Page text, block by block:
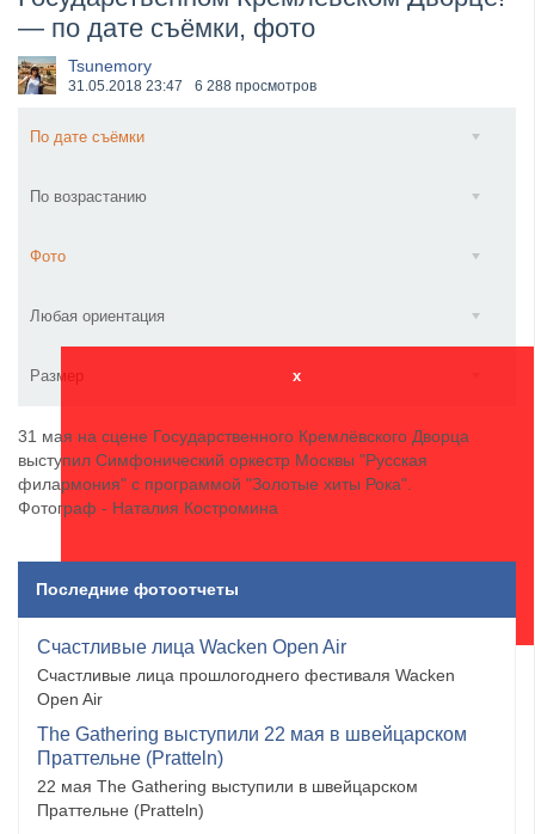
​Wacken Open Air 2027 объявил новую волну участ...
— по дате съёмки, фото
Tsunemory
31.05.2018 23:47 6 288 просмотров
По дате съёмки
По возрастанию
Фото
Любая ориентация
Размер x
31 мая на сцене Государственного Кремлёвского Дворца
выступил Симфонический оркестр Москвы "Русская
филармония" с программой "Золотые хиты Рока".
Фотограф - Наталия Костромина
Последние фотоотчеты
Счастливые лица Wacken Open Air
Счастливые лица прошлогоднего фестиваля Wacken
Open Air
The Gathering выступили 22 мая в швейцарском
Праттельне (Pratteln)
22 мая The Gathering выступили в швейцарском
Праттельне (Pratteln)